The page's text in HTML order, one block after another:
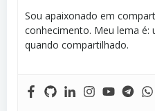
Sou apaixonado em
conhecimento. Meu lema é:
quando compartilhado.